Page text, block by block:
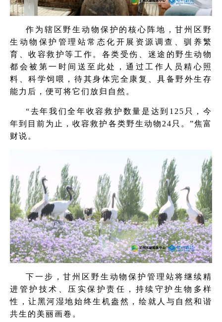
作为辖区野生动物保护的核心阵地，甘州区野
生动物保护管理站常态化开展资源调查、驯养繁
育、收容救护等工作。各类受伤、迷途的野生动物
都会被第一时间送至此处，通过工作人员精心照
料、科学饲喂，待其身体完全康复、具备野外生存
能力后，便可将它们放归自然。
“去年我们全年收容救护数量是达到125只，今
年到目前为止，收容救护各类野生动物24只。”焦富
财说。
下一步，甘州区野生动物保护管理站将继续精
进管护技术、压实保护责任，持续守护生物多样
性，让黑河湿地始终生机盎然，绘就人与自然和谐
共生的美丽画卷。